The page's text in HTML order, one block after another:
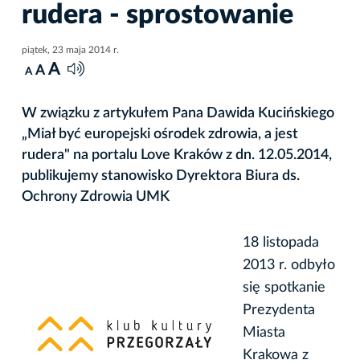
rudera - sprostowanie
piątek, 23 maja 2014 r.
A A A
W związku z artykułem Pana Dawida Kucińskiego
„Miał być europejski ośrodek zdrowia, a jest
rudera" na portalu Love Kraków z dn. 12.05.2014,
publikujemy stanowisko Dyrektora Biura ds.
Ochrony Zdrowia UMK
18 listopada
2013 r. odbyło
się spotkanie
Prezydenta
Miasta
Krakowa z